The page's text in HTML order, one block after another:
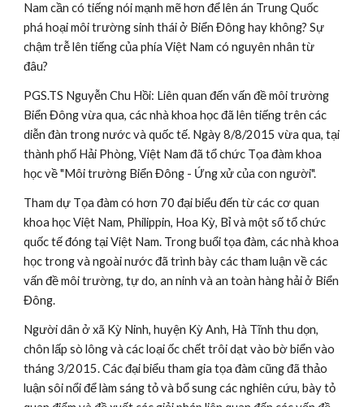
Nam cần có tiếng nói mạnh mẽ hơn để lên án Trung Quốc
phá hoại môi trường sinh thái ở Biển Đông hay không? Sự
chậm trễ lên tiếng của phía Việt Nam có nguyên nhân từ
đâu?
PGS.TS Nguyễn Chu Hồi: Liên quan đến vấn đề môi trường
Biển Đông vừa qua, các nhà khoa học đã lên tiếng trên các
diễn đàn trong nước và quốc tế. Ngày 8/8/2015 vừa qua, tại
thành phố Hải Phòng, Việt Nam đã tổ chức Tọa đàm khoa
học về "Môi trường Biển Đông - Ứng xử của con người".
Tham dự Tọa đàm có hơn 70 đại biểu đến từ các cơ quan
khoa học Việt Nam, Philippin, Hoa Kỳ, Bỉ và một số tổ chức
quốc tế đóng tại Việt Nam. Trong buổi tọa đàm, các nhà khoa
học trong và ngoài nước đã trình bày các tham luận về các
vấn đề môi trường, tự do, an ninh và an toàn hàng hải ở Biển
Đông.
Người dân ở xã Kỳ Ninh, huyện Kỳ Anh, Hà Tĩnh thu dọn,
chôn lấp sò lông và các loại ốc chết trôi dạt vào bờ biển vào
tháng 3/2015. Các đại biểu tham gia tọa đàm cũng đã thảo
luận sôi nổi để làm sáng tỏ và bổ sung các nghiên cứu, bày tỏ